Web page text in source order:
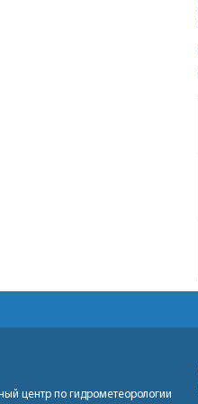
центр по гидрометеорологии